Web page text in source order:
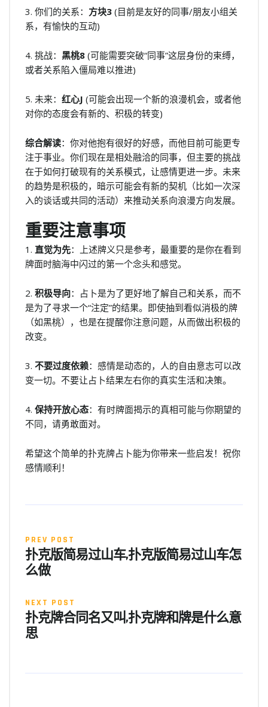
3. 你们的关系： 方块3 (目前是友好的同事/朋友小组关
系，有愉快的互动)
4. 挑战： 黑桃8 (可能需要突破“同事”这层身份的束缚，
或者关系陷入僵局难以推进)
5. 未来： 红心J (可能会出现一个新的浪漫机会，或者他
对你的态度会有新的、积极的转变)
综合解读：你对他抱有很好的好感，而他目前可能更专
注于事业。你们现在是相处融洽的同事，但主要的挑战
在于如何打破现有的关系模式，让感情更进一步。未来
的趋势是积极的，暗示可能会有新的契机（比如一次深
入的谈话或共同的活动）来推动关系向浪漫方向发展。
重要注意事项
1. 直觉为先：上述牌义只是参考，最重要的是你在看到
牌面时脑海中闪过的第一个念头和感觉。
2. 积极导向：占卜是为了更好地了解自己和关系，而不
是为了寻求一个“注定”的结果。即使抽到看似消极的牌
（如黑桃），也是在提醒你注意问题，从而做出积极的
改变。
3. 不要过度依赖：感情是动态的，人的自由意志可以改
变一切。不要让占卜结果左右你的真实生活和决策。
4. 保持开放心态：有时牌面揭示的真相可能与你期望的
不同，请勇敢面对。
希望这个简单的扑克牌占卜能为你带来一些启发！祝你
感情顺利！
PREV POST
扑克版简易过山车,扑克版简易过山车怎
么做
NEXT POST
扑克牌合同名又叫,扑克牌和牌是什么意
思